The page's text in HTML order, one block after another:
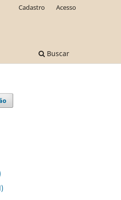
Buscar
Cadastro Acesso